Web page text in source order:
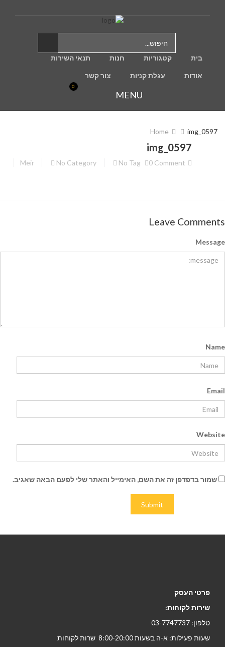
בית קטגוריות חנות תנאי השירות
אודות עגלת קניות צור קשר
MENU
0
Home img_0597
img_0597
Meir No Category No Tag 0 Comment
Leave Comments
Message
Name
Email
Website
שמור בדפדפן זה את השם, האימייל והאתר שלי לפעם הבאה שאגיב.
פרטי העסק
שירות לקוחות:
טלפון: 03-7747737
שעות פעילות: א-ה בשעות 8:00-20:00 שרות לקוחות